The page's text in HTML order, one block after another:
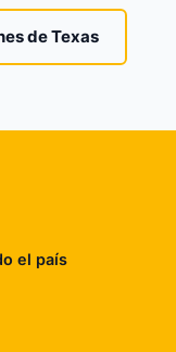
de Texas
el país